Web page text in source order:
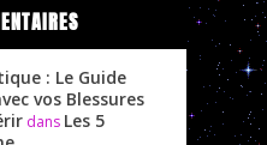
: Le Guide
vos Blessures
dans Les 5